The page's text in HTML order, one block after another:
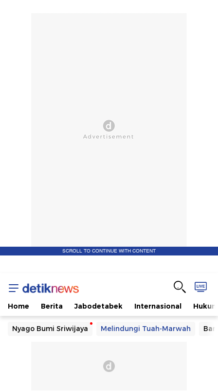
SCROLL TO CONTINUE WITH CONTENT
Home Berita Jabodetabek Internasional Hukum
Nyago Bumi Sriwijaya Melindungi Tuah-Marwah